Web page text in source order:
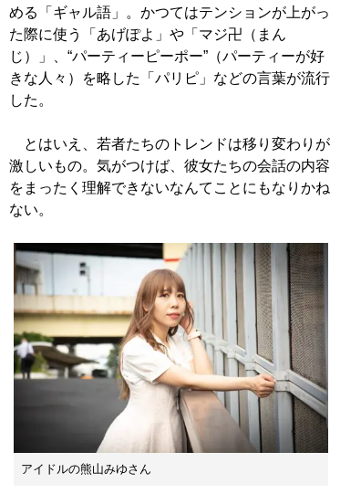
める「ギャル語」。かつてはテンションが上がっ
た際に使う「あげぽよ」や「マジ卍（まん
じ）」、“パーティーピーポー”（パーティーが好
きな人々）を略した「パリピ」などの言葉が流行
した。
とはいえ、若者たちのトレンドは移り変わりが
激しいもの。気がつけば、彼女たちの会話の内容
をまったく理解できないなんてことにもなりかね
ない。
アイドルの熊山みゆさん